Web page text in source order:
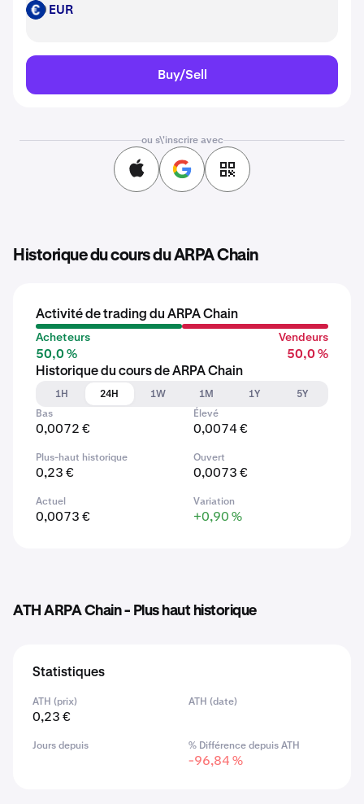
EUR EUR
Buy/Sell
ou s\'inscrire avec
Historique du cours du ARPA Chain
Activité de trading du ARPA Chain
Acheteurs
50,0 %
Vendeurs
50,0 %
Historique du cours de ARPA Chain
1H
24H 1W 1M 1Y
5Y
Bas
0,0072 €
Élevé
0,0074 €
Plus-haut historique
0,23 €
Ouvert
0,0073 €
Actuel
0,0073 €
Variation
+0,90 %
ATH ARPA Chain - Plus haut historique
Statistiques
ATH (prix)
0,23 €
ATH (date)
Jours depuis % Différence depuis ATH
-96,84 %